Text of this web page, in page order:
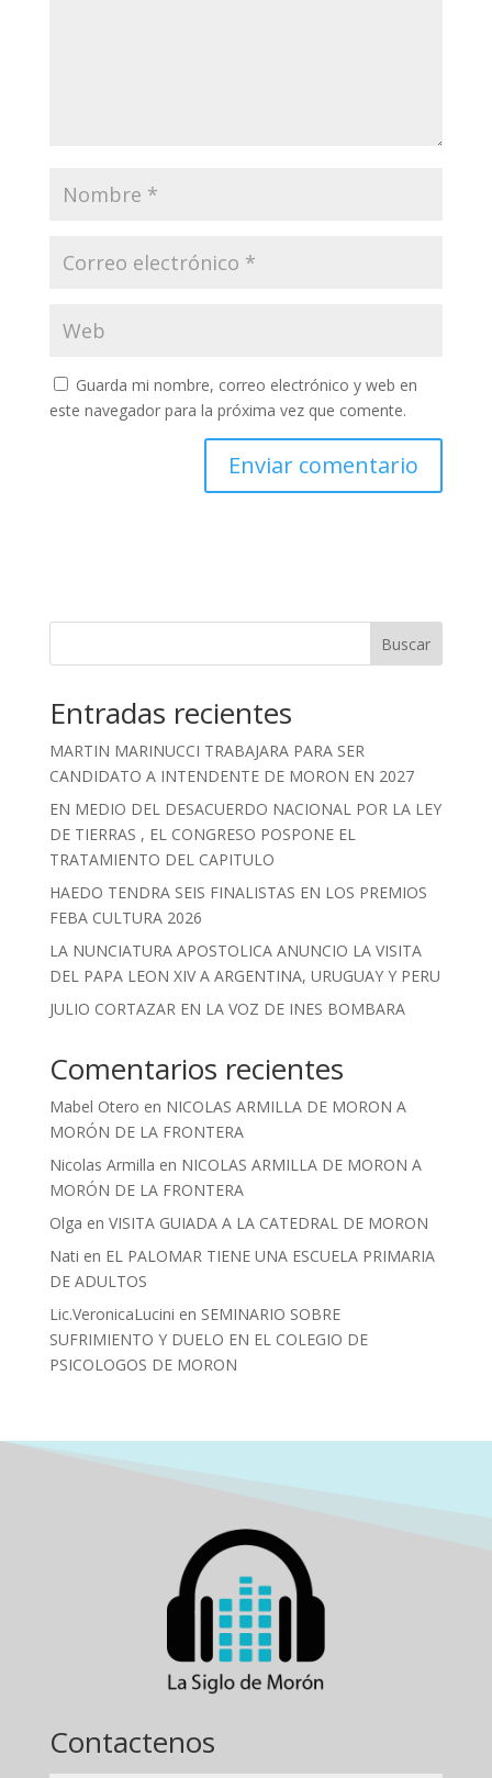
Guarda mi nombre, correo electrónico y web en
este navegador para la próxima vez que comente.
Buscar
Entradas recientes
MARTIN MARINUCCI TRABAJARA PARA SER
CANDIDATO A INTENDENTE DE MORON EN 2027
EN MEDIO DEL DESACUERDO NACIONAL POR LA LEY
DE TIERRAS , EL CONGRESO POSPONE EL
TRATAMIENTO DEL CAPITULO
HAEDO TENDRA SEIS FINALISTAS EN LOS PREMIOS
FEBA CULTURA 2026
LA NUNCIATURA APOSTOLICA ANUNCIO LA VISITA
DEL PAPA LEON XIV A ARGENTINA, URUGUAY Y PERU
JULIO CORTAZAR EN LA VOZ DE INES BOMBARA
Comentarios recientes
Mabel Otero en NICOLAS ARMILLA DE MORON A
MORÓN DE LA FRONTERA
Nicolas Armilla en NICOLAS ARMILLA DE MORON A
MORÓN DE LA FRONTERA
Olga en VISITA GUIADA A LA CATEDRAL DE MORON
Nati en EL PALOMAR TIENE UNA ESCUELA PRIMARIA
DE ADULTOS
Lic.VeronicaLucini en SEMINARIO SOBRE
SUFRIMIENTO Y DUELO EN EL COLEGIO DE
PSICOLOGOS DE MORON
Contactenos